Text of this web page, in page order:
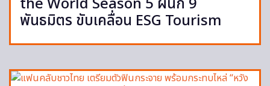
the World Season 5 ผนึก 9
พันธมิตร ขับเคลื่อน ESG Tourism